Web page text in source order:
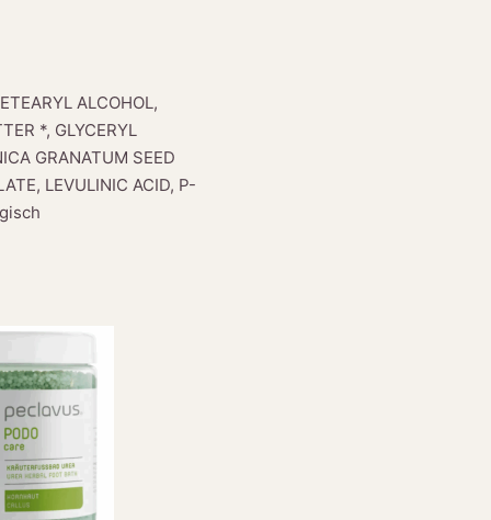
ALCOHOL,
*, GLYCERYL
GRANATUM SEED
LEVULINIC ACID, P-